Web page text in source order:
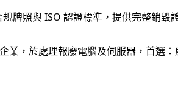
牌照與 ISO 認證標準，提供完整銷毀
，於處理報廢電腦及伺服器，首選